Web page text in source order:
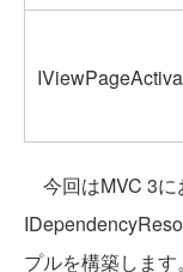
今回はMVC 3に
プルを構築します。